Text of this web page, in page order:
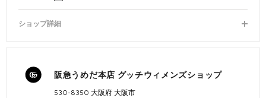
ショップ詳細
阪急うめだ本店 グッチウィメンズショップ
530-8350 大阪府 大阪市